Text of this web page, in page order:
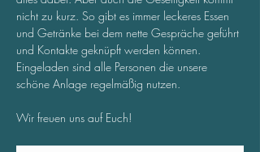
nicht zu kurz. So gibt es immer leckeres Essen
und Getränke bei dem nette Gespräche geführt
und Kontakte geknüpft werden können.
Eingeladen sind alle Personen die unsere
schöne Anlage regelmäßig nutzen.
Wir freuen uns auf Euch!